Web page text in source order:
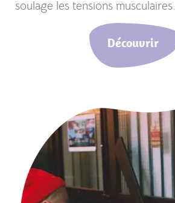
soulage les tensions musculaires.
Découvrir